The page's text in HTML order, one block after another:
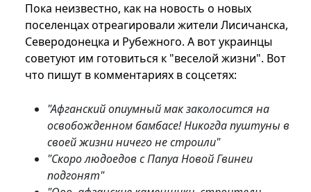
Пока неизвестно, как на новость о новых
поселенцах отреагировали жители Лисичанска,
Северодонецка и Рубежного. А вот украинцы
советуют им готовиться к "веселой жизни". Вот
что пишут в комментариях в соцсетях:
"Афганский опиумный мак заколосится на
освобожденном бамбасе! Никогда пуштуны в
своей жизни ничего не строили"
"Скоро людоедов с Папуа Новой Гвинеи
подгонят"